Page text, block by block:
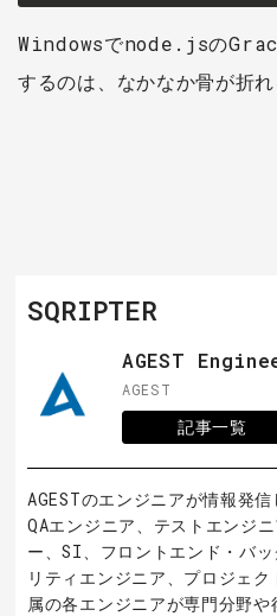
Windowsでnode.jsの
するのは、なかなか骨が折れ
SQRIPTER
AGEST
AGEST
記事一覧
AGESTのエンジニアが情報発信
QAエンジニア、テストエンジ
ー、SI、フロントエンド・バ
リティエンジニア、プロジェ
属の各エンジニアが専門分野